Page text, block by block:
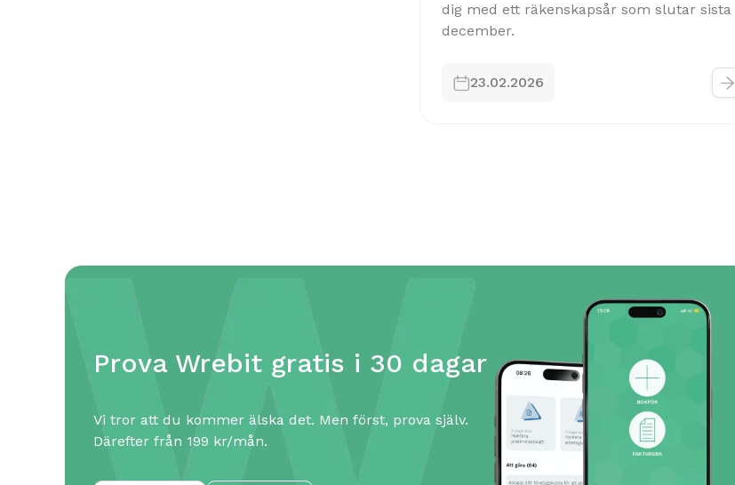
dig med ett räkenskapsår som slutar sista
december.
23.02.2026 
Prova Wrebit gratis i 30 dagar
Vi tror att du kommer älska det. Men först, prova själv.
Därefter från 199 kr/mån.